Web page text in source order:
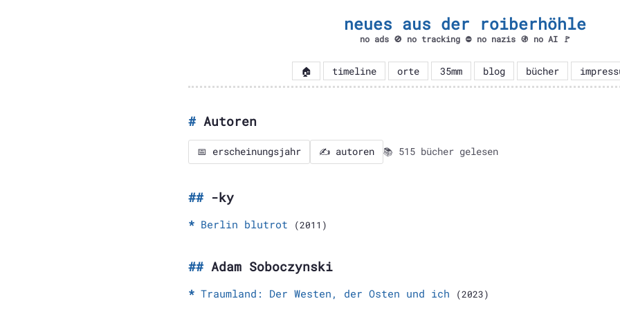
neues aus der roiberhöhle
no ads 🚫 no tracking ⛔ no nazis 🚯 no AI 🚩
🏠 timeline orte 35mm blog bücher
Autoren
📅 erscheinungsjahr ✍️ autoren 📚 515 bücher gelesen
-ky
Berlin blutrot (2011)
Adam Soboczynski
Traumland: Der Westen, der Osten und ich (2023)